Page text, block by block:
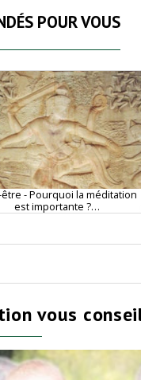
POUR VOUS
- Pourquoi la méditation
est importante ?…
vous